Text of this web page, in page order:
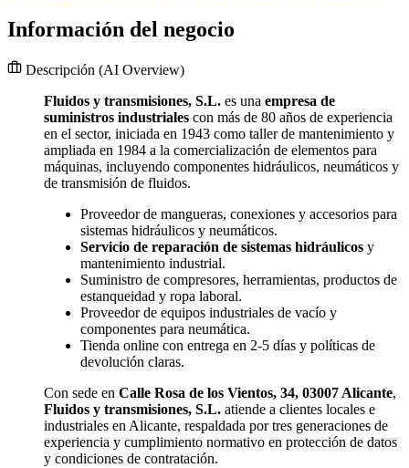
Información del negocio
Descripción (AI Overview)
Fluidos y transmisiones, S.L. es una empresa de
suministros industriales con más de 80 años de experiencia
en el sector, iniciada en 1943 como taller de mantenimiento y
ampliada en 1984 a la comercialización de elementos para
máquinas, incluyendo componentes hidráulicos, neumáticos y
de transmisión de fluidos.
Proveedor de mangueras, conexiones y accesorios para
sistemas hidráulicos y neumáticos.
Servicio de reparación de sistemas hidráulicos y
mantenimiento industrial.
Suministro de compresores, herramientas, productos de
estanqueidad y ropa laboral.
Proveedor de equipos industriales de vacío y
componentes para neumática.
Tienda online con entrega en 2-5 días y políticas de
devolución claras.
Con sede en Calle Rosa de los Vientos, 34, 03007 Alicante,
Fluidos y transmisiones, S.L. atiende a clientes locales e
industriales en Alicante, respaldada por tres generaciones de
experiencia y cumplimiento normativo en protección de datos
y condiciones de contratación.